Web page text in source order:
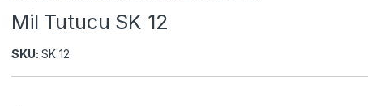
Mil Tutucu SK 12
SKU: SK 12